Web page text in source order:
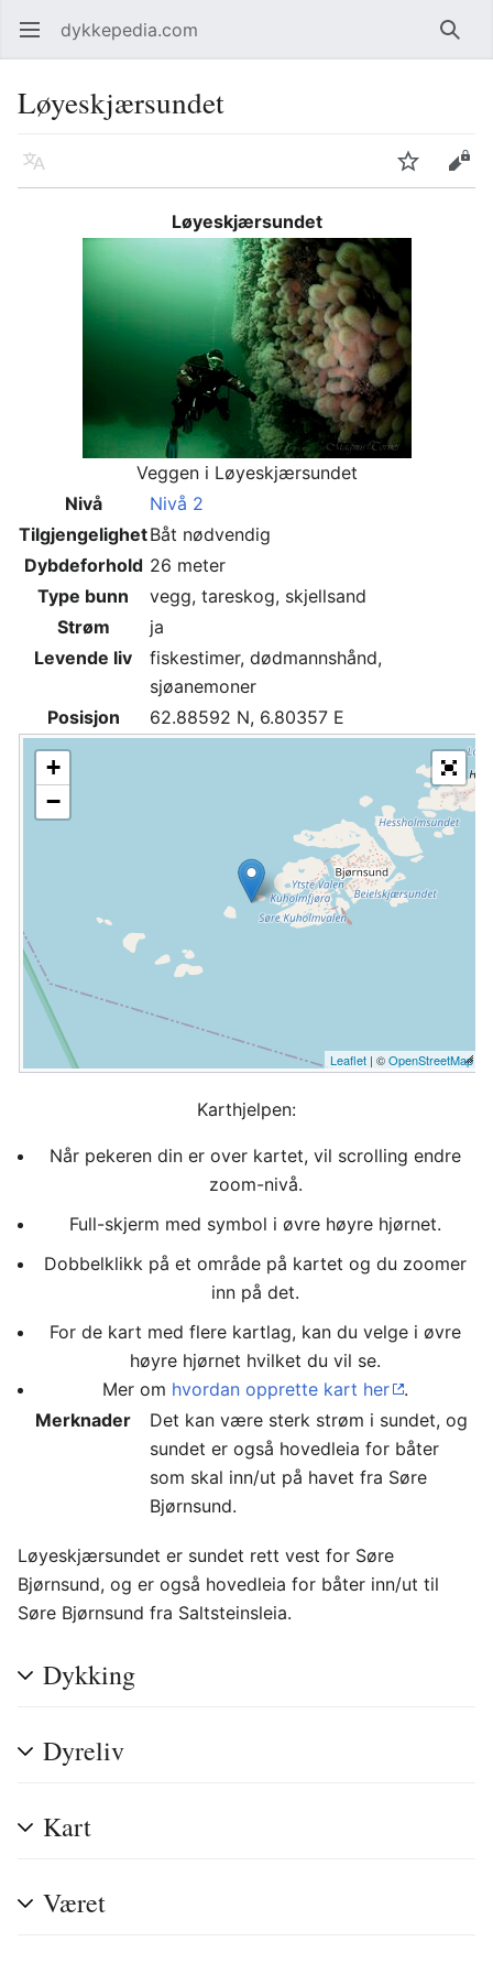
Åpne hovedmenyen dykkepedia.com Søk
Løyeskjærsundet
Språk Overvåk Rediger
Løyeskjærsundet
Veggen i Løyeskjærsundet
Nivå
Nivå 2
TilgjengelighetBåt nødvendig
Dybdeforhold 26 meter
Type bunn
vegg, tareskog, skjellsand
Strøm
ja
Levende liv
fiskestimer, dødmannshånd,
sjøanemoner
Posisjon
62.88592 N, 6.80357 E
+
−
Leaflet | ©OpenStreetMap
Karthjelpen:
Når pekeren din er over kartet, vil scrolling endre
zoom-nivå.
Full-skjerm med symbol i øvre høyre hjørnet.
Dobbelklikk på et område på kartet og du zoomer
inn på det.
For de kart med flere kartlag, kan du velge i øvre
høyre hjørnet hvilket du vil se.
Mer om hvordan opprette kart her
.
Merknader
Det kan være sterk strøm i sundet, og
sundet er også hovedleia for båter
som skal inn/ut på havet fra Søre
Bjørnsund.
Løyeskjærsundet er sundet rett vest for Søre
Bjørnsund, og er også hovedleia for båter inn/ut til
Søre Bjørnsund fra Saltsteinsleia.
Dykking
Dyreliv
Kart
Været